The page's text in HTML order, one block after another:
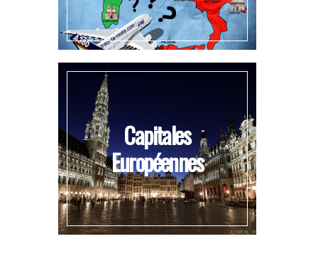
Capitales
Européennes